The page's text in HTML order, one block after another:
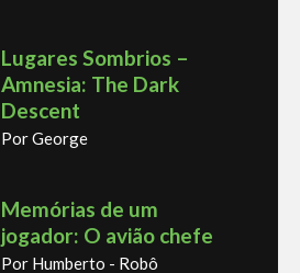
Lugares Sombrios –
Amnesia: The Dark
Descent
Por George
Memórias de um
jogador: O avião chefe
Por Humberto - Robô